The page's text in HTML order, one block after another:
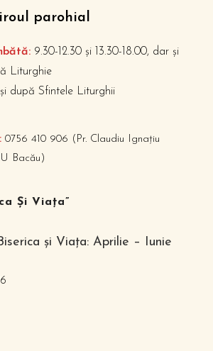
parohial
9.30-12.30 și 13.30-18.00, dar și
Liturghie
după Sfintele Liturghii
0756 410 906 (Pr. Claudiu Ignațiu
Bacău)
Și Viața”
și Viața: Aprilie – Iunie